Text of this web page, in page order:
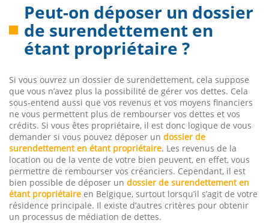
Peut-on déposer un dossier
de surendettement en
étant propriétaire ?
Si vous ouvrez un dossier de surendettement, cela suppose
que vous n’avez plus la possibilité de gérer vos dettes. Cela
sous-entend aussi que vos revenus et vos moyens financiers
ne vous permettent plus de rembourser vos dettes et vos
crédits. Si vous êtes propriétaire, il est donc logique de vous
demander si vous pouvez déposer un dossier de
surendettement en étant propriétaire. Les revenus de la
location ou de la vente de votre bien peuvent, en effet, vous
permettre de rembourser vos créanciers. Cependant, il est
bien possible de déposer un dossier de surendettement en
étant propriétaire en Belgique, surtout lorsqu’il s’agit de votre
résidence principale. Il existe d’autres critères pour obtenir
un processus de médiation de dettes.